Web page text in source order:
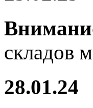
складов
28.01.24